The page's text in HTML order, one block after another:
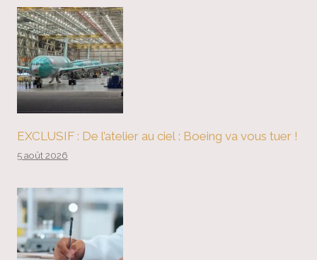
EXCLUSIF : De l’atelier au ciel : Boeing va vous tuer !
5 août 2026